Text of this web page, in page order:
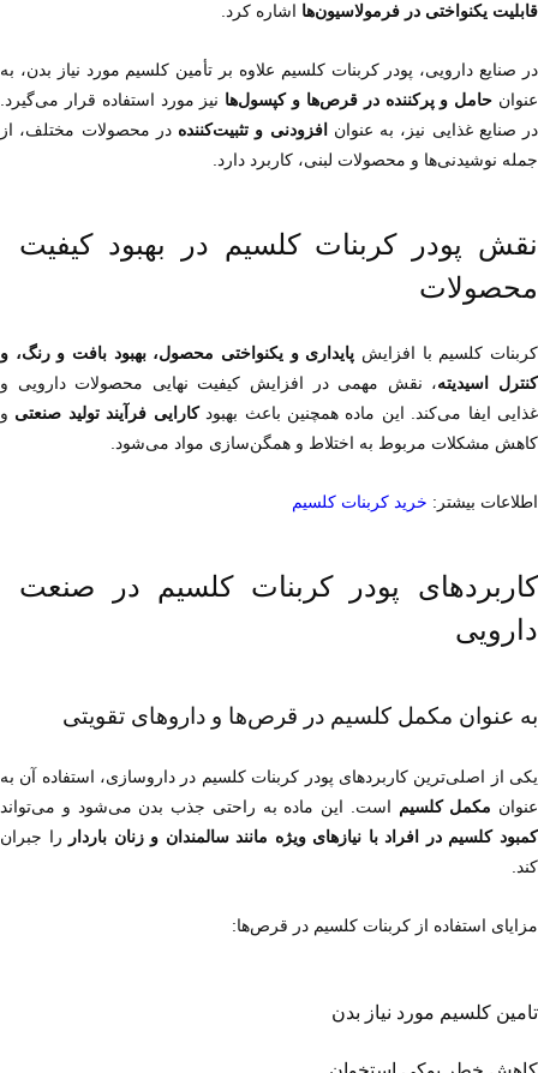
قابلیت یکنواختی در فرمولاسیون‌ها
اشاره کرد.
عنوان حامل و پرکننده در قرص‌ها و کپسول‌ها
در صنایع غذایی نیز، به عنوان
افزودنی و تثبیت‌کننده
جمله نوشیدنی‌ها و محصولات لبنی، کاربرد دارد.
محصولات
کربنات کلسیم با افزایش
کنترل اسیدیته
غذایی ایفا می‌کند. این ماده همچنین باعث بهبود
کارایی فرآیند تولید صنعتی
کاهش مشکلات مربوط به اختلاط و همگن‌سازی مواد می‌شود.
اطلاعات بیشتر: خرید کربنات کلسیم
دارویی
به عنوان مکمل کلسیم در قرص‌ها و داروهای تقویتی
عنوان مکمل کلسیم است. این ماده به راحتی جذب بدن می‌شود و می‌تواند
کمبود کلسیم در افراد با نیازهای ویژه مانند سالمندان و زنان باردار
کند.
مزایای استفاده از کربنات کلسیم در قرص‌ها:
تامین کلسیم مورد نیاز بدن